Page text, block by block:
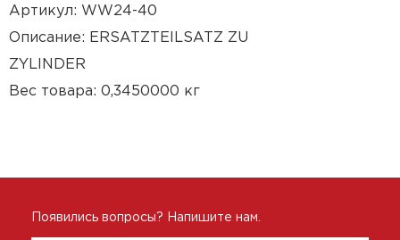
Артикул: WW24-40
Описание: ERSATZTEILSATZ ZU
ZYLINDER
Вес товара: 0,3450000 кг
Появились вопросы? Напишите нам.